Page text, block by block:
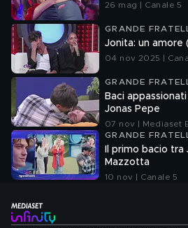
26 mag | Canale 5
GRANDE
Jonita: un amore
04 nov 2025 |
GRANDE
Baci
Jonas Pepe
07 nov | Mediaset
GRANDE
Il primo bacio
Mazzotta
10 nov | Canale 5